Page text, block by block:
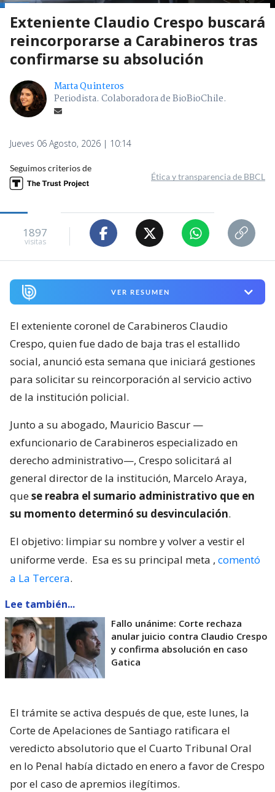
Exteniente Claudio Crespo buscará
reincorporarse a Carabineros tras
confirmarse su absolución
Marta Quinteros
Periodista. Colaboradora de BioBioChile.
Jueves 06 Agosto, 2026 | 10:14
Seguimos criterios de
Ética y transparencia de BBCL
1897
visitas
VER RESUMEN
El exteniente coronel de Carabineros Claudio
Crespo, quien fue dado de baja tras el estallido
social, anunció esta semana que iniciará gestiones
para solicitar su reincorporación al servicio activo
de la institución policial.
Junto a su abogado, Mauricio Bascur —
exfuncionario de Carabineros especializado en
derecho administrativo—, Crespo solicitará al
general director de la institución, Marcelo Araya,
quese reabra el sumario administrativo que en
su momento determinó su desvinculación.
El objetivo: limpiar su nombre y volver a vestir el
uniforme verde. Esa es su principal meta , comentó
a La Tercera.
Lee también...
Fallo unánime: Corte rechaza
anular juicio contra Claudio Crespo
y confirma absolución en caso
Gatica
El trámite se activa después de que, este lunes, la
Corte de Apelaciones de Santiago ratificara el
veredicto absolutorio que el Cuarto Tribunal Oral
en lo Penal había dictado en enero a favor de Crespo
por el caso de apremios ilegítimos.